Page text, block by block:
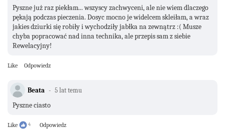
Pyszne już raz piekłam... wszyscy zachwyceni, ale nie wiem dlaczego
pękają podczas pieczenia. Dosyc mocno je widelcem skleiłam, a wraz
jakies dziurki się robiły i wychodziły jabłka na zewnątrz :( Musze
chyba popracować nad inna technika, ale przepis sam z siebie
Rewelacyjny!
Like Odpowiedz
Beata 5 lat temu
Pyszne ciasto
Like 4 Odpowiedz